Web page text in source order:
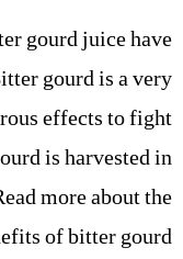
gourd juice have
gourd is a very
effects to fight
is harvested in
more about the
of bitter gourd.